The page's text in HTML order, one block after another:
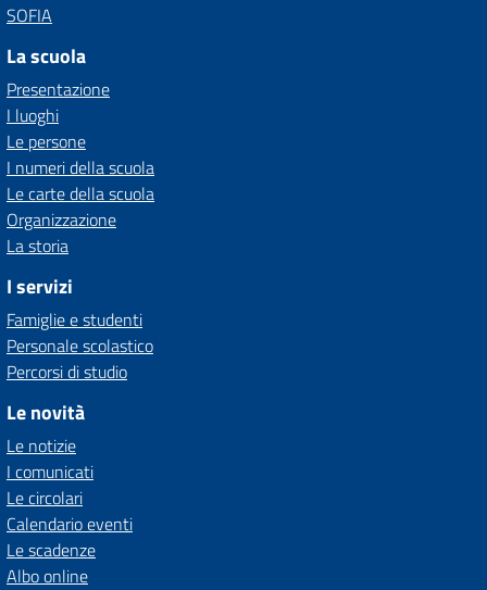
SOFIA
La scuola
Presentazione
I luoghi
Le persone
I numeri della scuola
Le carte della scuola
Organizzazione
La storia
I servizi
Famiglie e studenti
Personale scolastico
Percorsi di studio
Le novità
Le notizie
I comunicati
Le circolari
Calendario eventi
Le scadenze
Albo online